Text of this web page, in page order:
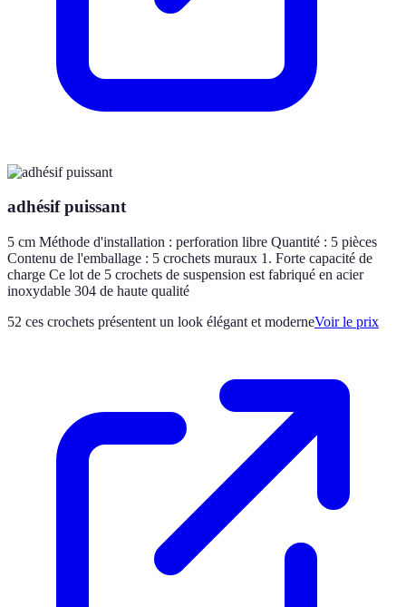
adhésif puissant
5 cm Méthode d'installation : perforation libre Quantité : 5 pièces
Contenu de l'emballage : 5 crochets muraux 1. Forte capacité de
charge Ce lot de 5 crochets de suspension est fabriqué en acier
inoxydable 304 de haute qualité
52 ces crochets présentent un look élégant et moderneVoir le prix